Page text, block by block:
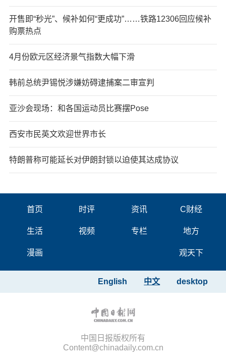
开售即“秒光”、候补如何“更成功”……铁路12306回应候补
购票热点
4月份欧元区经济景气指数大幅下滑
韩前总统尹锡悦涉嫌妨碍逮捕案二审宣判
亚沙会现场：和各国运动员比赛摆Pose
西安市民英文欢迎世界市长
特朗普称可能延长对伊朗封锁以迫使其达成协议
首页 时评 资讯 C财经
生活 视频 专栏 地方
漫画 观天下
desktop
中文
English
中国日报版权所有
Content@chinadaily.com.cn